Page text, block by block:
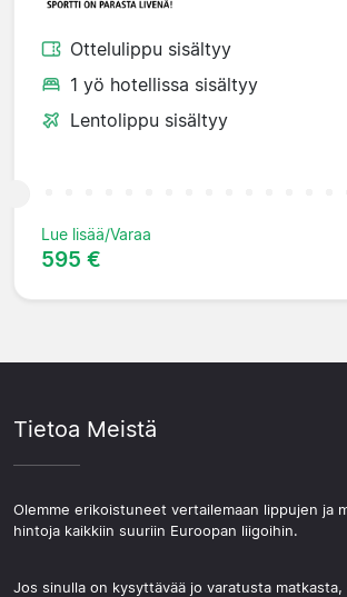
Ottelulippu sisältyy
1 yö hotellissa sisältyy
Lentolippu sisältyy
Lue lisää/Varaa
595 €
Tietoa Meistä
Olemme erikoistuneet vertailemaan lippujen ja
hintoja kaikkiin suuriin Euroopan liigoihin.
Jos sinulla on kysyttävää jo varatusta